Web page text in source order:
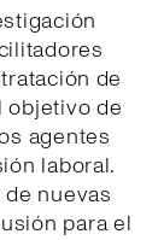
de
objetivo de
agentes
laboral.
nuevas
para el